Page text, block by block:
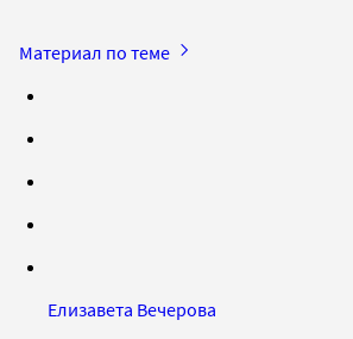
Материал по теме
Елизавета Вечерова